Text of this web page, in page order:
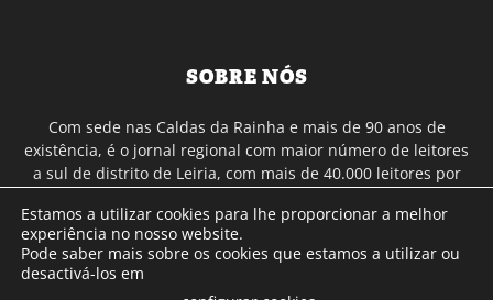
SOBRE NÓS
Com sede nas Caldas da Rainha e mais de 90 anos de
existência, é o jornal regional com maior número de leitores
a sul de distrito de Leiria, com mais de 40.000 leitores por
Continental e assinatura online.
Estamos a utilizar cookies para lhe proporcionar a melhor
experiência no nosso website.
Pode saber mais sobre os cookies que estamos a utilizar ou
desactivá-los em